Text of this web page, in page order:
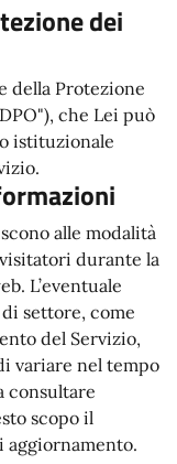
dei
della Protezione
che Lei può
istituzionale
alle modalità
durante la
L’eventuale
settore, come
del Servizio,
variare nel tempo
consultare
scopo il
aggiornamento.